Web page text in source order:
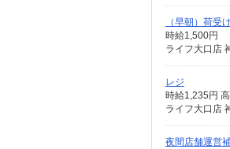
（早朝）荷受
時給1,500円
ライフ大口店
レジ
時給1,235円
ライフ大口店
夜間店舗運営